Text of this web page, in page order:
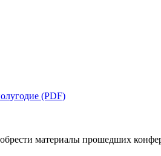
(PDF)
материалы прошедших